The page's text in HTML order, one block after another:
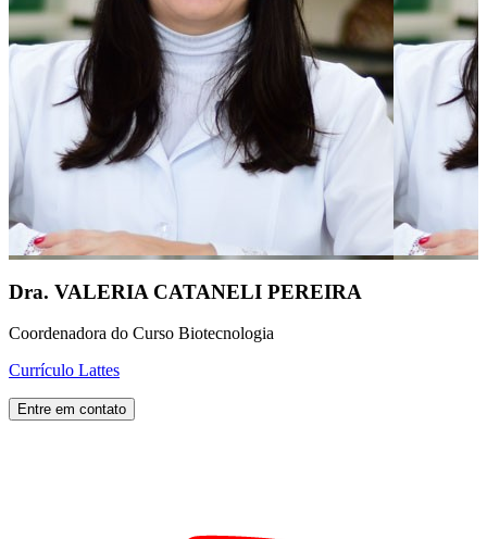
Dra. VALERIA CATANELI PEREIRA
Coordenadora do Curso Biotecnologia
Currículo Lattes
Entre em contato